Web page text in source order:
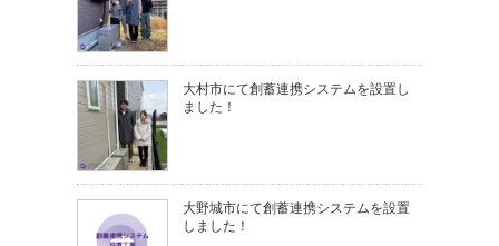
大村市にて創蓄連携システムを設置し
ました！
大野城市にて創蓄連携システムを設置
しました！